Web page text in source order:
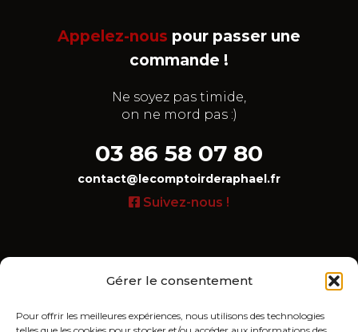
Gérer le consentement
Pour offrir les meilleures expériences, nous utilisons des technologies
Appelez-nous pour passer une
commande !
Ne soyez pas timide,
on ne mord pas :)
03 86 58 07 80
contact@lecomptoirderaphael.fr
Suivez-nous !
LIENS UTILES
Mon compte